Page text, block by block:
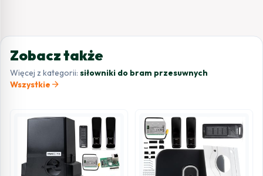
Zobacz także
Więcej z kategorii: siłowniki do bram przesuwnych
Wszystkie arrow_forward